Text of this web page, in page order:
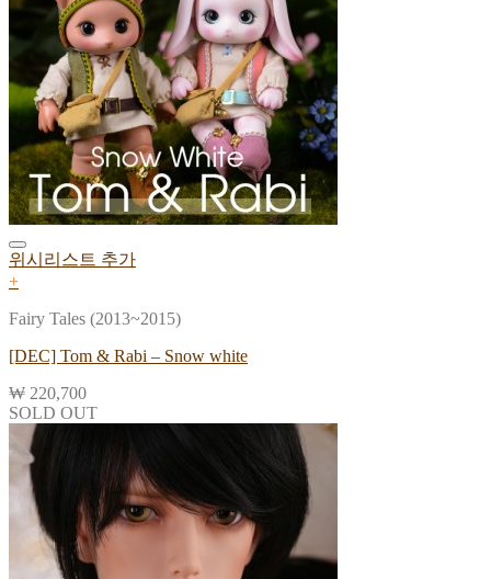
위시리스트 추가
+
Fairy Tales (2013~2015)
[DEC] Tom & Rabi – Snow white
₩ 220,700
SOLD OUT